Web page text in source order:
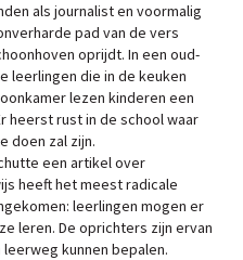
als journalist en voormalig
pad van de vers
oprijdt. In een oud-
leerlingen die in de keuken
lezen kinderen een
heerst rust in de school waar
doen zal zijn.
een artikel over
heeft het meest radicale
leerlingen mogen er
leren. De oprichters zijn ervan
kunnen bepalen.